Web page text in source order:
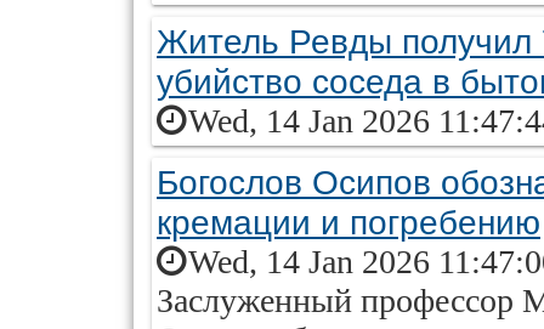
Житель Ревды получил
убийство соседа в
Wed, 14 Jan 2026
Богослов Осипов
кремации и погребению
Wed, 14 Jan 2026
Заслуженный профессор